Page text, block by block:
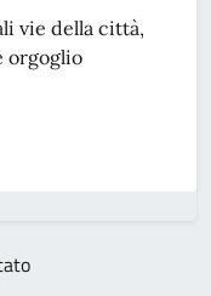
vie della città,
orgoglio